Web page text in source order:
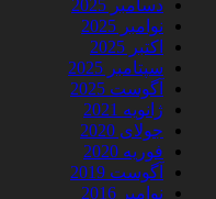
دسامبر 2025
نوامبر 2025
اکتبر 2025
سپتامبر 2025
آگوست 2025
ژانویه 2021
جولای 2020
فوریه 2020
آگوست 2019
نوامبر 2016